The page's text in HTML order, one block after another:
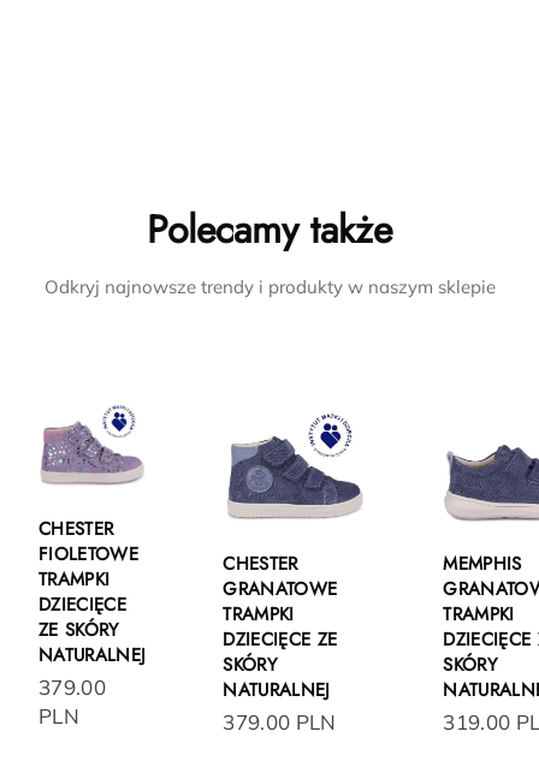
Polecamy także
Odkryj najnowsze trendy i produkty w naszym sklepie
CHESTER
FIOLETOWE
TRAMPKI
DZIECIĘCE
ZE SKÓRY
NATURALNEJ
379.00
PLN
CHESTER
GRANATOWE
TRAMPKI
DZIECIĘCE ZE
SKÓRY
NATURALNEJ
379.00 PLN
MEMPHIS
TRAMPKI
DZIECIĘCE
SKÓRY
319.00